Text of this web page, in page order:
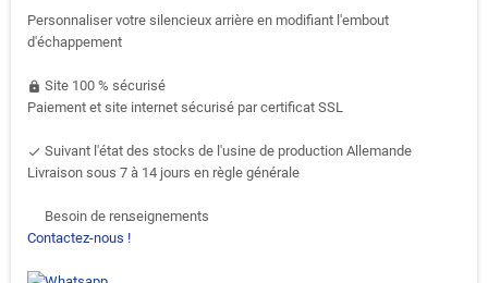
Personnaliser votre silencieux arrière en modifiant l'embout
d'échappement
https Site 100 % sécurisé
Paiement et site internet sécurisé par certificat SSL
done Suivant l'état des stocks de l'usine de production Allemande
Livraison sous 7 à 14 jours en règle générale
support-agent
Besoin de renseignements
Contactez-nous !